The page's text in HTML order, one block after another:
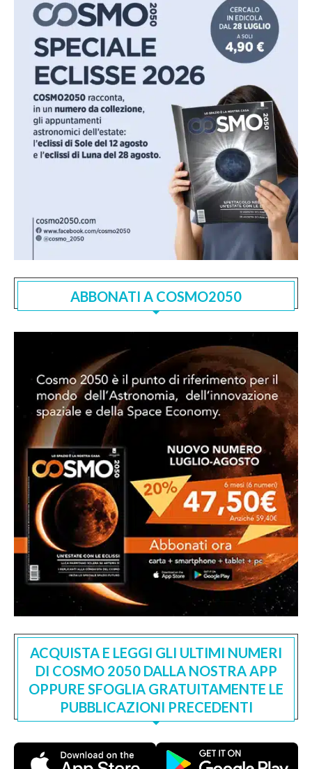
ABBONATI A COSMO2050
ACQUISTA E LEGGI GLI ULTIMI NUMERI
DI COSMO 2050 DALLA NOSTRA APP
OPPURE SFOGLIA GRATUITAMENTE LE
PUBBLICAZIONI PRECEDENTI